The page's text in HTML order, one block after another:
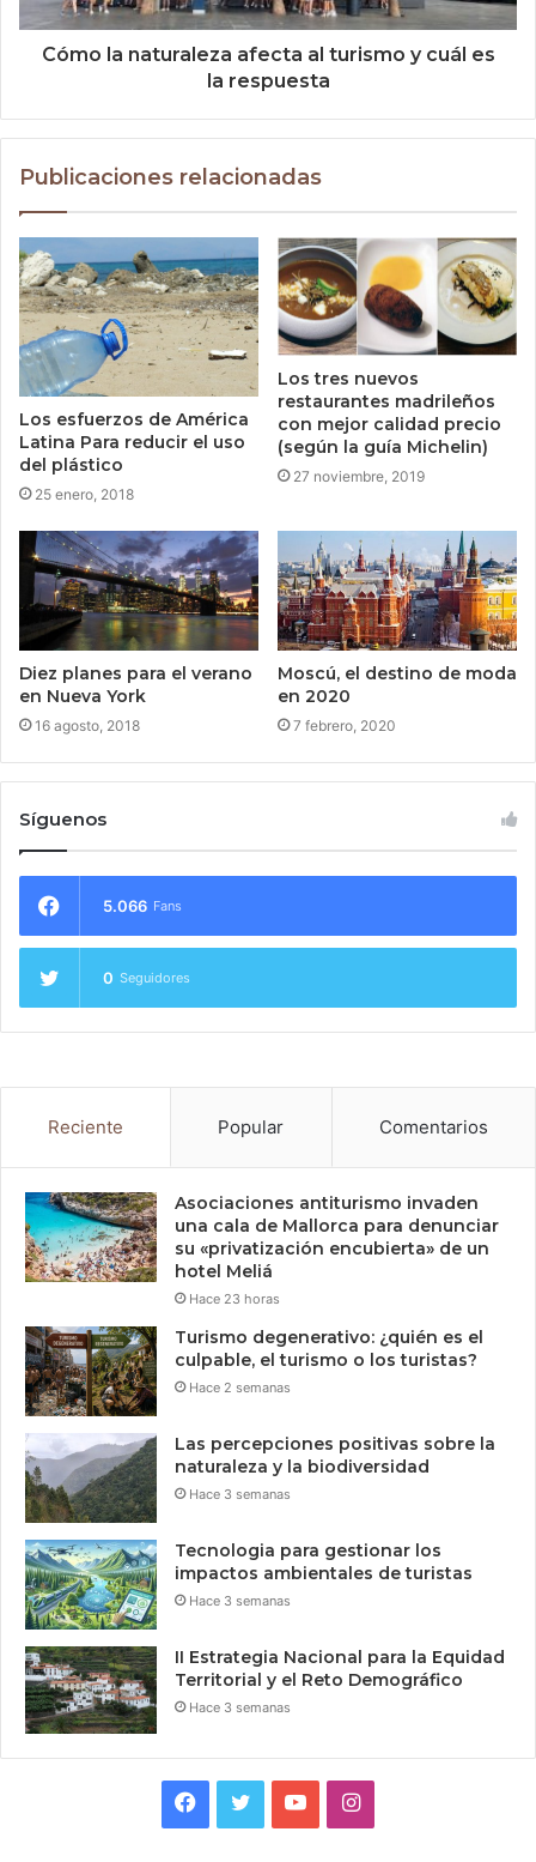
Cómo la naturaleza afecta al turismo y cuál es
la respuesta
Publicaciones relacionadas
Los esfuerzos de América
Latina Para reducir el uso
del plástico
25 enero, 2018
Los tres nuevos
restaurantes madrileños
con mejor calidad precio
(según la guía Michelin)
27 noviembre, 2019
Diez planes para el verano
en Nueva York
16 agosto, 2018
Moscú, el destino de moda
en 2020
7 febrero, 2020
Síguenos
5.066 Fans
0 Seguidores
Reciente Popular Comentarios
Asociaciones antiturismo invaden
una cala de Mallorca para denunciar
su «privatización encubierta» de un
hotel Meliá
Hace 23 horas
Turismo degenerativo: ¿quién es el
culpable, el turismo o los turistas?
Hace 2 semanas
Las percepciones positivas sobre la
naturaleza y la biodiversidad
Hace 3 semanas
Tecnologia para gestionar los
impactos ambientales de turistas
Hace 3 semanas
II Estrategia Nacional para la Equidad
Territorial y el Reto Demográfico
Hace 3 semanas
Facebook
TwitterYouTubeInstagram